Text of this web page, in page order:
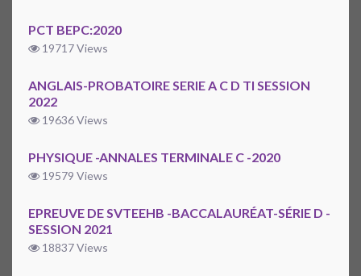
PCT BEPC:2020
19717 Views
ANGLAIS-PROBATOIRE SERIE A C D TI SESSION
2022
19636 Views
PHYSIQUE -ANNALES TERMINALE C -2020
19579 Views
EPREUVE DE SVTEEHB -BACCALAURÉAT-SÉRIE D -
SESSION 2021
18837 Views